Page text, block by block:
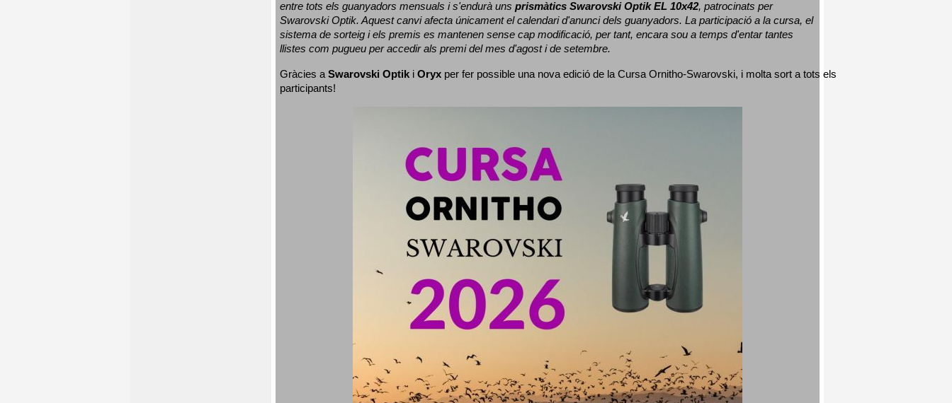
entre tots els guanyadors mensuals i s'endurà uns prismàtics Swarovski Optik EL 10x42, patrocinats per
Swarovski Optik. Aquest canvi afecta únicament el calendari d'anunci dels guanyadors. La participació a la cursa, el
sistema de sorteig i els premis es mantenen sense cap modificació, per tant, encara sou a temps d'entar tantes
llistes com pugueu per accedir als premi del mes d'agost i de setembre.
Gràcies a Swarovski Optik i Oryx per fer possible una nova edició de la Cursa Ornitho-Swarovski, i molta sort a tots els
participants!